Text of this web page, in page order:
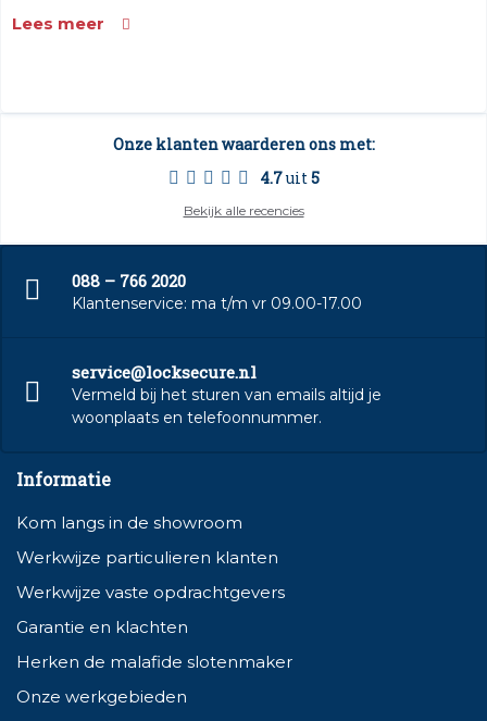
Lees meer
Onze klanten waarderen ons met:
4.7uit5
Bekijk alle recencies
Informatie
Kom langs in de showroom
Werkwijze particulieren klanten
Werkwijze vaste opdrachtgevers
Garantie en klachten
Herken de malafide slotenmaker
Onze werkgebieden
088 – 766 2020
Klantenservice: ma t/m vr 09.00-17.00
service@locksecure.nl
Vermeld bij het sturen van emails altijd je
woonplaats en telefoonnummer.